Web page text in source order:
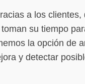
a los clientes,
su tiempo
la opción de
y detectar